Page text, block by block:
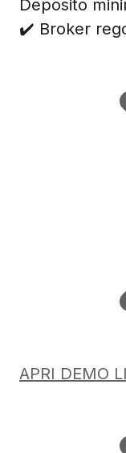
Deposito
✔️ Broker
APRI DEMO